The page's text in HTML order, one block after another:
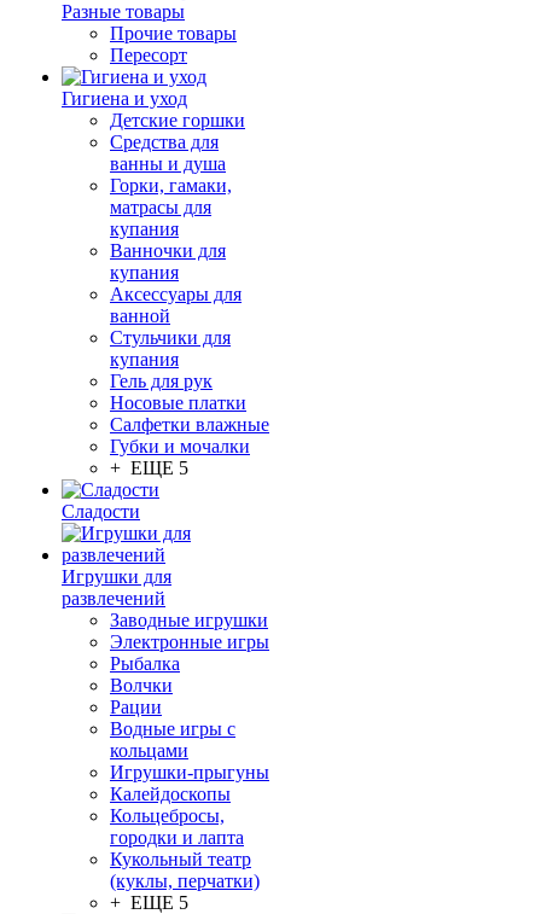
Разные товары
Прочие товары
Пересорт
Гигиена и уход
Детские горшки
Средства для
ванны и душа
Горки, гамаки,
матрасы для
купания
Ванночки для
купания
Аксессуары для
ванной
Стульчики для
купания
Гель для рук
Носовые платки
Салфетки влажные
Губки и мочалки
+ ЕЩЕ 5
Сладости
Игрушки для
развлечений
Заводные игрушки
Электронные игры
Рыбалка
Волчки
Рации
Водные игры с
кольцами
Игрушки-прыгуны
Калейдоскопы
Кольцебросы,
городки и лапта
Кукольный театр
(куклы, перчатки)
+ ЕЩЕ 5